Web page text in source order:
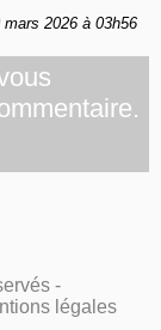
2026 à 03h56
-
légales